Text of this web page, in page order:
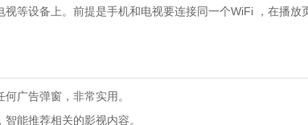
等设备上。前提是手机和电视要连接同一个WiFi ，在播放
广告弹窗，非常实用。
能推荐相关的影视内容。